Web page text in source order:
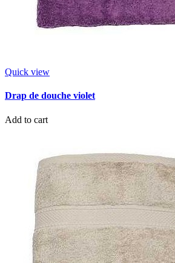
Quick view
Drap de douche violet
Add to cart